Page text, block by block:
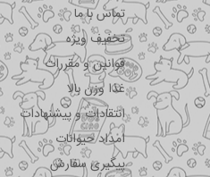
تماس با ما
تخفیف ویژه
قوانین و مقررات
غذا وزن بالا
انتقادات و پیشنهادات
امداد حیوانات
پیگیری سفارش